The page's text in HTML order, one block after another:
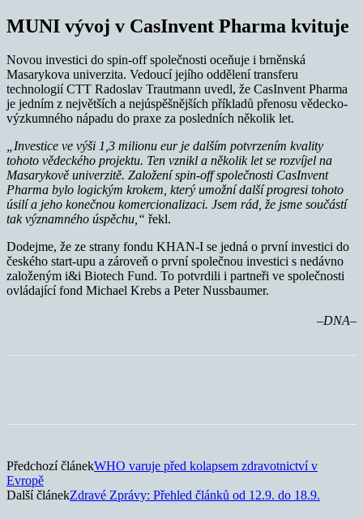
MUNI vývoj v CasInvent Pharma kvituje
Novou investici do spin-off společnosti oceňuje i brněnská
Masarykova univerzita. Vedoucí jejího oddělení transferu
technologií CTT Radoslav Trautmann uvedl, že CasInvent Pharma
je jedním z největších a nejúspěšnějších příkladů přenosu vědecko-
výzkumného nápadu do praxe za posledních několik let.
„Investice ve výši 1,3 milionu eur je dalším potvrzením kvality
tohoto vědeckého projektu. Ten vznikl a několik let se rozvíjel na
Masarykově univerzitě. Založení spin-off společnosti CasInvent
Pharma bylo logickým krokem, který umožní další progresi tohoto
úsilí a jeho konečnou komercionalizaci. Jsem rád, že jsme součástí
tak významného úspěchu,“ řekl.
Dodejme, že ze strany fondu KHAN-I se jedná o první investici do
českého start-upu a zároveň o první společnou investici s nedávno
založeným i&i Biotech Fund. To potvrdili i partneři ve společnosti
ovládající fond Michael Krebs a Peter Nussbaumer.
–DNA–
Předchozí článekWHO varuje před kolapsem zdravotnictví v
Evropě
Další článekZdravé Zprávy: Přehled článků od 12.9. do 18.9.